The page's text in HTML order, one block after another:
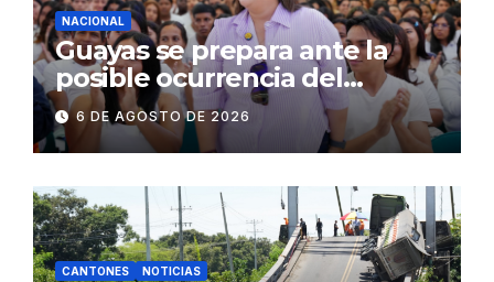
NACIONAL
Guayas se prepara ante la
posible ocurrencia del
fenómeno de El Niño:
Gobierno Nacional capacita a
2.500 jóvenes
6 DE AGOSTO DE 2026
CANTONES NOTICIAS